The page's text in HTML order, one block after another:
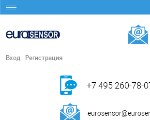
Вход Регистрация
+7 495 260-78-